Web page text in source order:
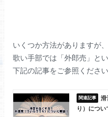
いくつか方法がありますが、
歌い手部では「外郎売」と
下記の記事をご参照ください
滑
り）につい